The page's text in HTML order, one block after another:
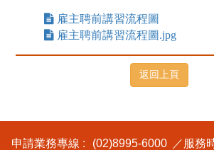
雇主聘前講習流程圖
雇主聘前講習流程圖.jpg
申請業務專線 : (02)8995-6000
／服務